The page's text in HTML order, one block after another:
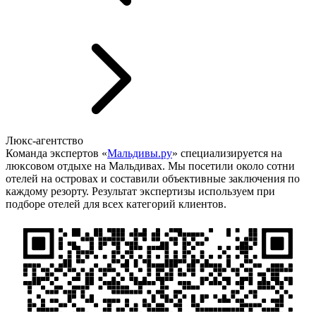
Люкс-агентство
Команда экспертов «Мальдивы.ру» специализируется на
люксовом отдыхе на Мальдивах. Мы посетили около сотни
отелей на островах и составили объективные заключения по
каждому резорту. Результат экспертизы используем при
подборе отелей для всех категорий клиентов.